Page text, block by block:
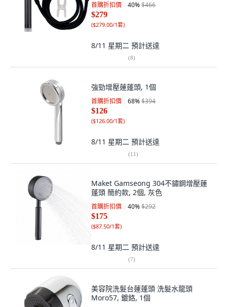
首購折扣價 40%$466
$279
($279.00/1套)
8/11 星期二 預計送達
(8)
強勁增壓蓮蓬頭, 1個
首購折扣價 68%$394
$126
($126.00/1套)
8/11 星期二 預計送達
(11)
Maket Gamseong 304不鏽鋼增壓蓮
蓬頭 簡約款, 2個, 灰色
首購折扣價 40%$292
$175
($87.50/1套)
8/11 星期二 預計送達
(7)
美容院洗髮台蓮蓬頭 洗髮水龍頭
Moro57, 鍍鉻, 1個